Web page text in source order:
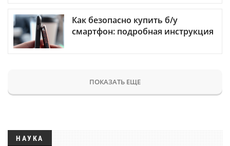
Как безопасно купить б/у
смартфон: подробная инструкция
ПОКАЗАТЬ ЕЩЕ
НАУКА